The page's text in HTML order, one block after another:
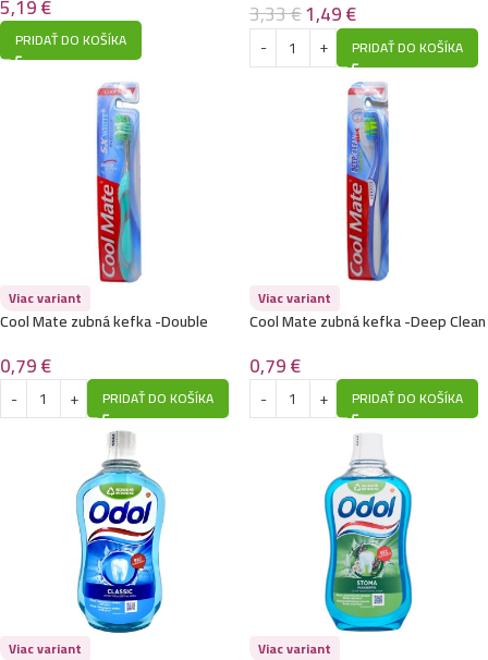
5,19€
PRIDAŤ DO KOŠÍKA
3,33€1,49€
PRIDAŤ DO KOŠÍKA
Viac variant
Cool Mate zubná kefka -Double
0,79€
PRIDAŤ DO KOŠÍKA
Viac variant
Cool Mate zubná kefka -Deep Clean
0,79€
PRIDAŤ DO KOŠÍKA
Viac variant Viac variant